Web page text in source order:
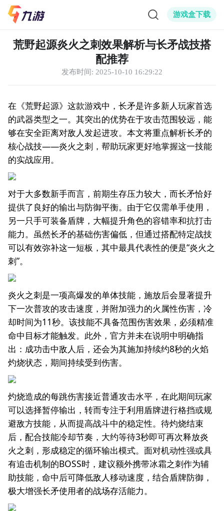
游戏盒下载
荒野起源炎火之刺效果解析与长矛战技搭
配推荐
发布时间: 2025-10-10 16:29:22
在《荒野起源》这款游戏中，长矛是许多新人玩家首选
的武器类型之一。其突出的优势在于攻击范围较远，能
够在安全距离对敌人发起进攻。本文将重点解析长矛的
核心战技——炎火之刺，帮助玩家更好地掌握这一技能
的实战应用。
对于大多数新手而言，前期生存压力较大，而长矛恰好
提供了良好的输出与防御平衡。由于它仅需单手使用，
另一只手可装备盾牌，大幅提升角色的容错率和抗打击
能力。虽然长矛的基础伤害偏低，但通过搭配特定战技
可以有效弥补这一短板，其中最具代表性的便是“炎火之
刺”。
炎火之刺是一项高爆发的单体技能，施放后会显著提升
下一次普攻的攻击速度，并附加强力的火属性伤害，冷
却时间为11秒。该技能不具备范围伤害效果，必须精准
命中目标才能触发。此外，官方并未在说明中明确指
出：成功击中敌人后，还会为其施加持续约8秒的火焰
灼烧状态，期间持续受到伤害。
灼烧造成的每跳伤害接近普通攻击水平，在此期间玩家
可以选择暂停输出，转而专注于利用盾牌进行格挡或规
避敌方技能，从而提高战斗中的稳定性。待灼烧结束
后，配合技能冷却节奏，大约等待3秒即可再次释放炎
火之刺，形成稳定的循环输出模式。面对机动性强或具
有追击机制的BOSS时，建议额外携带冰霜之刺作为辅
助技能，命中后可降低敌人移动速度，结合盾牌防御，
极大增强长矛使用者的战场存活能力。